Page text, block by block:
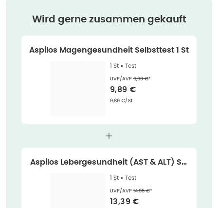
Wird gerne zusammen gekauft
Aspilos Magengesundheit Selbsttest 1 St
1 St • Test
UVP/AVPEhemaliger Preis (U V P)
9,90 €*
Verkaufspreis
9,89 €
Grundpreis
9,89 €/St
Aspilos Lebergesundheit (AST & ALT) Sel
bsttest 1 St
1 St • Test
UVP/AVPEhemaliger Preis (U V P)
14,95 €*
Verkaufspreis
13,39 €